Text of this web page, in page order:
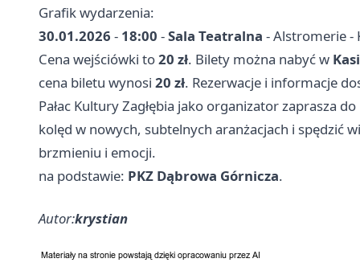
Grafik wydarzenia:
30.01.2026 - 18:00 -Sala Teatralna - Alstromerie -
Cena wejściówki to20 zł. Bilety można nabyć w
cena biletu wynosi 20 zł. Rezerwacje i informacje
Pałac Kultury Zagłębia jako organizator zaprasza
kolęd w nowych, subtelnych aranżacjach i spędzić
brzmieniu i emocji.
na podstawie: PKZ Dąbrowa Górnicza.
Autor:krystian